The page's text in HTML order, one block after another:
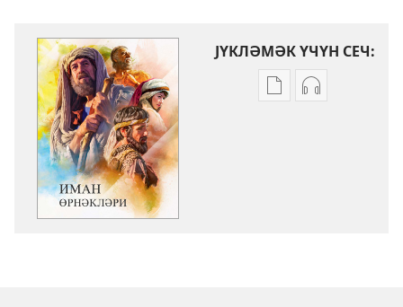
ЈҮКЛӘМӘК ҮЧҮН СЕЧ:
ЕлектронАудио-